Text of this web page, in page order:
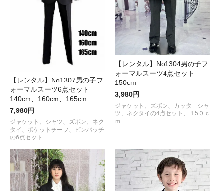
【レンタル】No1307男の子フ
ォーマルスーツ6点セット
140cm、160cm、165cm
7,980円
ジャケット、シャツ、ズボン、ネク
タイ、ポケットチーフ、ピンバッチ
の6点セット
【レンタル】No1304男の子フ
ォーマルスーツ4点セット
150cm
3,980円
ジャケット、ズボン、カッタ―シャ
ツ、ネクタイの4点セット、１5０ｃ
ｍ